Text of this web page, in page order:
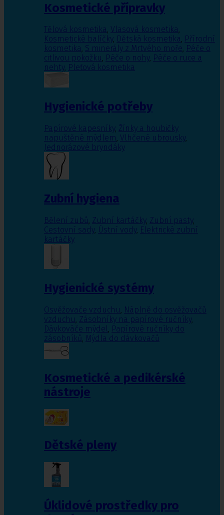
Kosmetické přípravky
Tělová kosmetika, Vlasová kosmetika,
Kosmetické balíčky, Dětská kosmetika, Přírodní
kosmetika, S minerály z Mrtvého moře, Péče o
citlivou pokožku, Péče o nohy, Péče o ruce a
nehty, Pleťová kosmetika
Hygienické potřeby
Papírové kapesníky, Žínky a houbičky
napuštěné mýdlem, Vlhčené ubrousky,
Jednorázové bryndáky
Zubní hygiena
Bělení zubů, Zubní kartáčky, Zubní pasty,
Cestovní sady, Ústní vody, Elektrické zubní
kartáčky
Hygienické systémy
Osvěžovače vzduchu, Náplně do osvěžovačů
vzduchu, Zásobníky na papírové ručníky,
Dávkováče mýdel, Papírové ručníky do
zásobníků, Mýdla do dávkovačů
Kosmetické a pedikérské
nástroje
Dětské pleny
Úklidové prostředky pro